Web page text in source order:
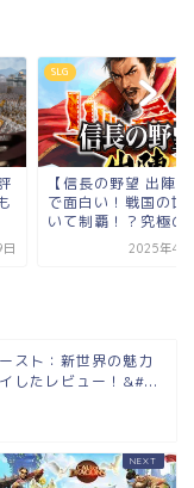
SLG
【信長の野望 出陣
で面白い！戦国の世
いて制覇！？究極の
2025年4
スト：新世界の魅力
したレビュー！&#...